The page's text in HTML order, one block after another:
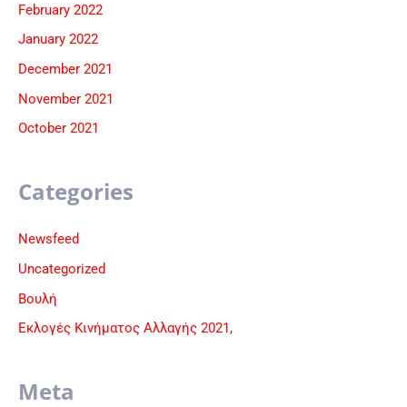
February 2022
January 2022
December 2021
November 2021
October 2021
Categories
Newsfeed
Uncategorized
Βουλή
Εκλογές Κινήματος Αλλαγής 2021,
Meta